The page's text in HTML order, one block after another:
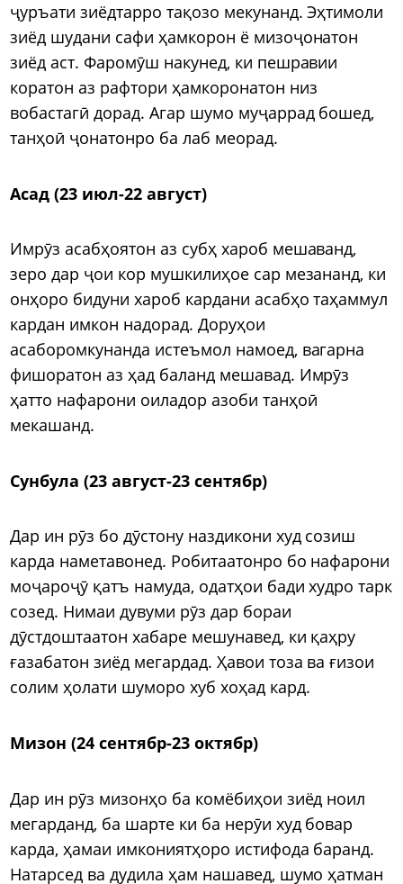
ҷуръати зиёдтарро тақозо мекунанд. Эҳтимоли
зиёд шудани сафи ҳамкорон ё мизоҷонатон
зиёд аст. Фаромӯш накунед, ки пешравии
коратон аз рафтори ҳамкоронатон низ
вобастагӣ дорад. Агар шумо муҷаррад бошед,
танҳоӣ ҷонатонро ба лаб меорад.
Асад (23 июл-22 август)
Имрӯз асабҳоятон аз субҳ хароб мешаванд,
зеро дар ҷои кор мушкилиҳое сар мезананд, ки
онҳоро бидуни хароб кардани асабҳо таҳаммул
кардан имкон надорад. Доруҳои
асаборомкунанда истеъмол намоед, вагарна
фишоратон аз ҳад баланд мешавад. Имрӯз
ҳатто нафарони оиладор азоби танҳоӣ
мекашанд.
Сунбула (23 август-23 сентябр)
Дар ин рӯз бо дӯстону наздикони худ созиш
карда наметавонед. Робитаатонро бо нафарони
моҷароҷӯ қатъ намуда, одатҳои бади худро тарк
созед. Нимаи дувуми рӯз дар бораи
дӯстдоштаатон хабаре мешунавед, ки қаҳру
ғазабатон зиёд мегардад. Ҳавои тоза ва ғизои
солим ҳолати шуморо хуб хоҳад кард.
Мизон (24 сентябр-23 октябр)
Дар ин рӯз мизонҳо ба комёбиҳои зиёд ноил
мегарданд, ба шарте ки ба нерӯи худ бовар
карда, ҳамаи имкониятҳоро истифода баранд.
Натарсед ва дудила ҳам нашавед, шумо ҳатман